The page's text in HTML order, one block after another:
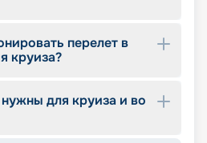
цене, воспользуйтесь
отдых.
перелет в
круиза?
для круиза и во